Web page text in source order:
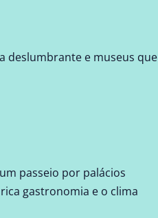
deslumbrante e museus que
passeio por palácios
gastronomia e o clima